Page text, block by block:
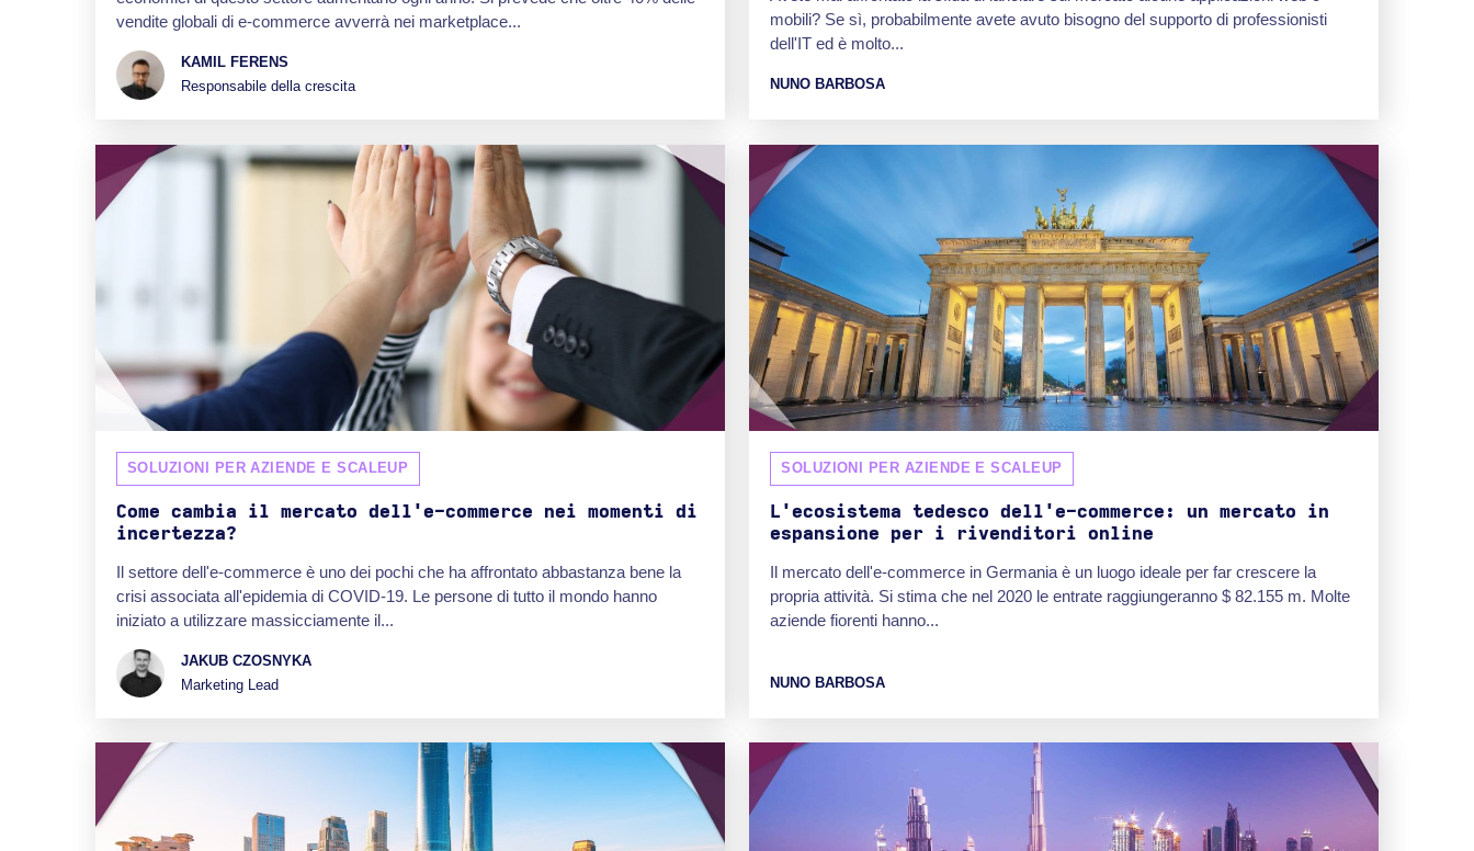
vendite globali di e-commerce avverrà nei marketplace...
KAMIL FERENS
Responsabile della crescita
mobili? Se sì, probabilmente avete avuto bisogno del supporto di professionisti
dell'IT ed è molto...
NUNO BARBOSA
SOLUZIONI PER AZIENDE E SCALEUP
Come cambia il mercato dell'e-commerce nei momenti di
incertezza?
Il settore dell'e-commerce è uno dei pochi che ha affrontato abbastanza bene la
crisi associata all'epidemia di COVID-19. Le persone di tutto il mondo hanno
iniziato a utilizzare massicciamente il...
JAKUB CZOSNYKA
Marketing Lead
SOLUZIONI PER AZIENDE E SCALEUP
L'ecosistema tedesco dell'e-commerce: un mercato in
espansione per i rivenditori online
Il mercato dell'e-commerce in Germania è un luogo ideale per far crescere la
propria attività. Si stima che nel 2020 le entrate raggiungeranno $ 82.155 m. Molte
aziende fiorenti hanno...
NUNO BARBOSA